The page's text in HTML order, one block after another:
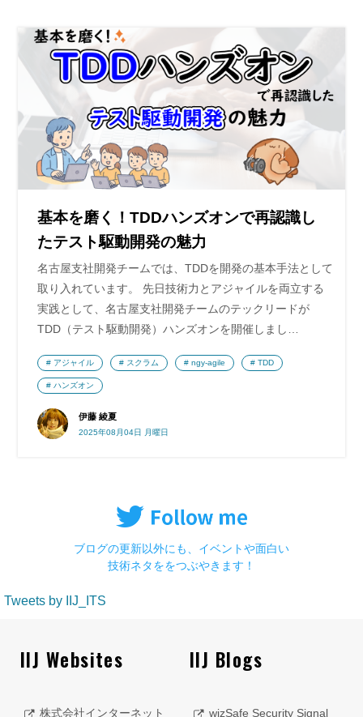
基本を磨く！TDDハンズオンで再認識し
たテスト駆動開発の魅力
名古屋支社開発チームでは、TDDを開発の基本手法として
取り入れています。 先日技術力とアジャイルを両立する
実践として、名古屋支社開発チームのテックリードが
TDD（テスト駆動開発）ハンズオンを開催しまし…
伊藤 綾夏
2025年08月04日 月曜日
アジャイル スクラム ngy-agile TDD
ハンズオン
ブログの更新以外にも、イベントや面白い
技術ネタををつぶやきます！
Tweets by IIJ_ITS
IIJ Websites
株式会社インターネット
IIJ Blogs
wizSafe Security Signal